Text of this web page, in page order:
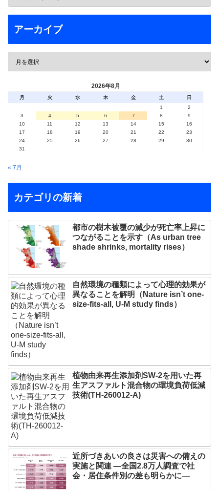
アーカイブ
2026年8月
月 火 水 木 金 土
日
1
2
3
4 5 6 7 8
9
10
11 12 13 14 15
16
17
18 19 20 21 22
23
24
25 26 27 28 29
30
31
« 7月
カテゴリの新着
都市の樹木被覆の減少が死亡率上昇に
つながることを示す（As urban tree
shade shrinks, mortality rises）
自然環境の種類によって心理的効果が
異なることを解明（Nature isn’t one-
size-fits-all, U-M study finds）
植物由来再生添加剤SW-2を用いた再
生アスファルト混合物の環境負荷低減
技術(TH-260012-A)
近所づきあいの良さは災害への備えの
実施と関連 ―全国2.8万人調査で社
会・居住条件別の差も明らかに―